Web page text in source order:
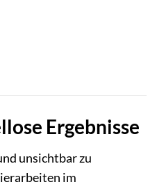
Ergebnisse
unsichtbar zu
im